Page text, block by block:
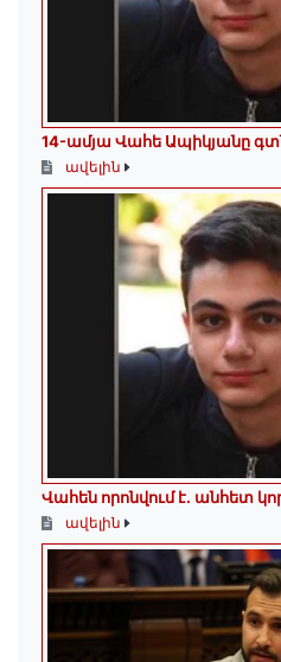
14-ամյա Վահե Ապիկյանը
ավելին
Վահեն որոնվում է․ անհետ
ավելին